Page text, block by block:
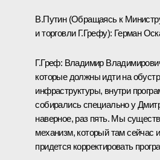
В.Путин (Обращаясь к
и торговли Г.Грефу): Герман
Г.Греф: Владимир
которые должны идти на
инфраструктуры, внутри
собирались специально у
наверное, раз пять. Мы
механизм, который там сейчас
придется корректировать